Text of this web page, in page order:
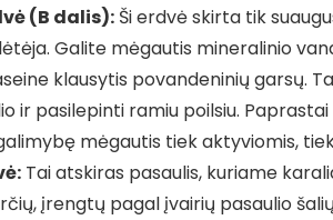
(B dalis): Ši erdvė skirta tik
Galite mėgautis mineralinio
klausytis povandeninių garsų.
ir pasilepinti ramiu poilsiu.
mėgautis tiek aktyviomis,
Tai atskiras pasaulis, kuriame
įrengtų pagal įvairių pasaulio